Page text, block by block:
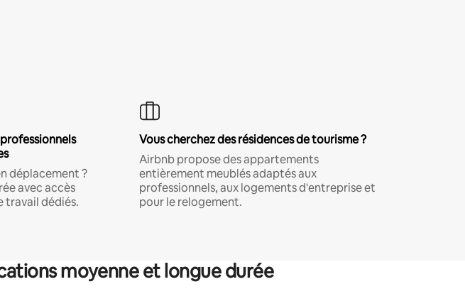
déplacement ?
avec accès
travail dédiés.
Vous cherchez des résidences de tourisme ?
Airbnb propose des appartements
entièrement meublés adaptés aux
professionnels, aux logements d'entreprise et
pour le relogement.
moyenne et longue durée